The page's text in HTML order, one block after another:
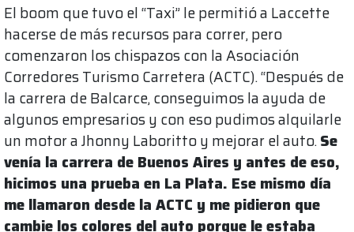
El boom que tuvo el “Taxi” le permitió a Laccette
hacerse de más recursos para correr, pero
comenzaron los chispazos con la Asociación
Corredores Turismo Carretera (ACTC). “Después de
la carrera de Balcarce, conseguimos la ayuda de
algunos empresarios y con eso pudimos alquilarle
un motor a Jhonny Laboritto y mejorar el auto.Se
venía la carrera de Buenos Aires y antes de eso,
hicimos una prueba en La Plata. Ese mismo día
me llamaron desde la ACTC y me pidieron que
cambie los colores del auto porque le estaba